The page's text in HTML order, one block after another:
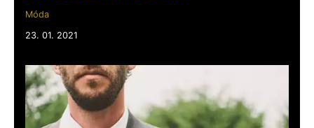
Móda
23. 01. 2021